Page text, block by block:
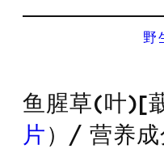
野
鱼腥草(叶)[
片 ）/ 营养成